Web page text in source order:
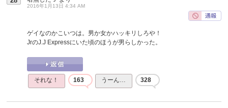
2016年1月13日 4:34 AM
ゲイなのかこいつは。男か女かハッキリしろや！
JrのJ.J Expressにいた頃のほうが男らしかった。
それな！ 163 うーん… 328